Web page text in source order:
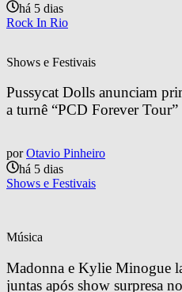
há 5 dias
Rock In Rio
Shows e Festivais
Pussycat Dolls anunciam
a turnê “PCD Forever Tour”
por Otavio Pinheiro
há 5 dias
Shows e Festivais
Música
Madonna e Kylie Minogue
juntas após show surpresa